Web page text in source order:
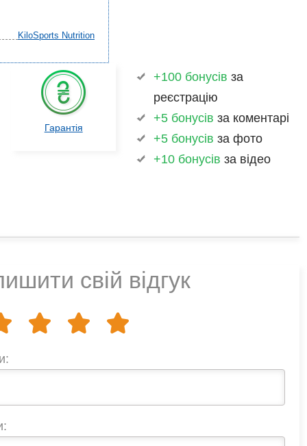
KiloSports Nutrition
Гарантія
+100 бонусів за
реєстрацію
+5 бонусів за коментарі
+5 бонусів за фото
+10 бонусів за відео
свій відгук